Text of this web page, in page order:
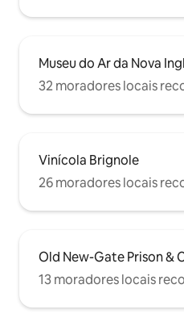
Museu do Ar da Nova
32 moradores locais
Vinícola Brignole
26 moradores locais
Old New-Gate Prison &
13 moradores locais